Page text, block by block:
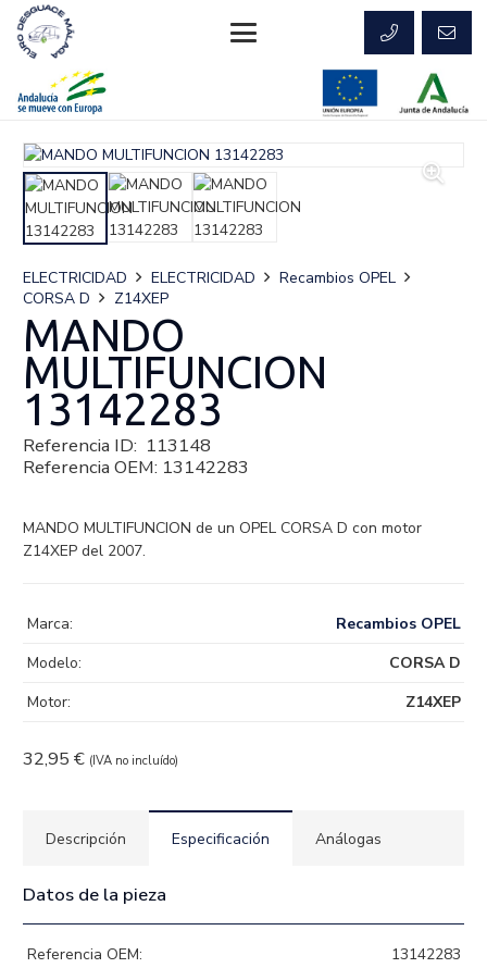
ELECTRICIDAD ELECTRICIDAD
Recambios OPEL
CORSA D
Z14XEP
MANDO
MULTIFUNCION
13142283
Referencia ID: 113148
Referencia OEM: 13142283
MANDO MULTIFUNCION de un OPEL CORSA D con motor
Z14XEP del 2007.
32,95 € (IVA no incluído)
Marca:
Recambios OPEL
Modelo:
CORSA D
Motor:
Z14XEP
Descripción Especificación Análogas
Datos de la pieza
Referencia OEM:
13142283